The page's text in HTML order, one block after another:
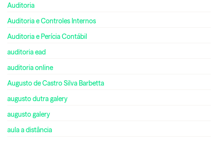
Auditoria
Auditoria e Controles Internos
Auditoria e Perícia Contábil
auditoria ead
auditoria online
Augusto de Castro Silva Barbetta
augusto dutra galery
augusto galery
aula a distância